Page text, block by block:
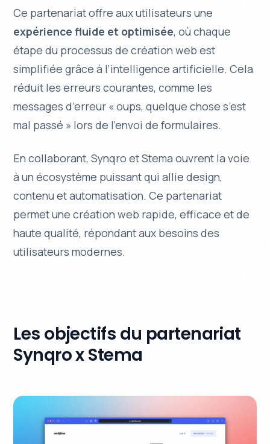
Ce partenariat offre aux utilisateurs une
expérience fluide et optimisée, où chaque
étape du processus de création web est
simplifiée grâce à l’intelligence artificielle. Cela
réduit les erreurs courantes, comme les
messages d’erreur « oups, quelque chose s’est
mal passé » lors de l’envoi de formulaires.
En collaborant, Synqro et Stema ouvrent la voie
à un écosystème puissant qui alliedesign,
contenu etautomatisation. Ce partenariat
permet une création web rapide, efficace et de
haute qualité, répondant aux besoins des
utilisateurs modernes.
Les objectifs du partenariat
Synqro x Stema